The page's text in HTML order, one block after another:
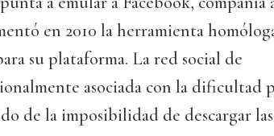
en 2010 la herramienta
su plataforma. La red social de
asociada con la dificultad
de la imposibilidad de descargar las